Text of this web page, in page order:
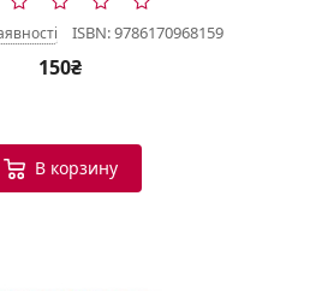
ISBN: 9786170968159
150₴
В корзину